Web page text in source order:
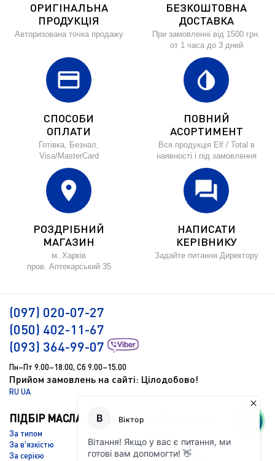
ОРИГІНАЛЬНА
ПРОДУКЦІЯ
Авторизована точка продажу
БЕЗКОШТОВНА
ДОСТАВКА
При замовленні від 1500 грн.
от 1 часа до 3 дней
credit_card
СПОСОБИ
ОПЛАТИ
Готівка, Безнал,
Visa/MasterCard
invert_colors
ПОВНИЙ
АСОРТИМЕНТ
Вся продукція Elf / Total в
наявності і під замовлення
location_on
РОЗДРІБНИЙ
МАГАЗИН
м. Харків
пров. Аптекарський 35
forum
НАПИСАТИ
КЕРІВНИКУ
Задайте питання Директору
(097) 020-07-27
(050) 402-11-67
(093) 364-99-07
Пн–Пт 9.00–18.00, Сб 9.00–15.00
Прийом замовлень на сайті: Цілодобово!
RU UA
ПІДБІР МАСЛА
За типом
За в'язкістю
За серією
Підбір масла
Доставка і оплата